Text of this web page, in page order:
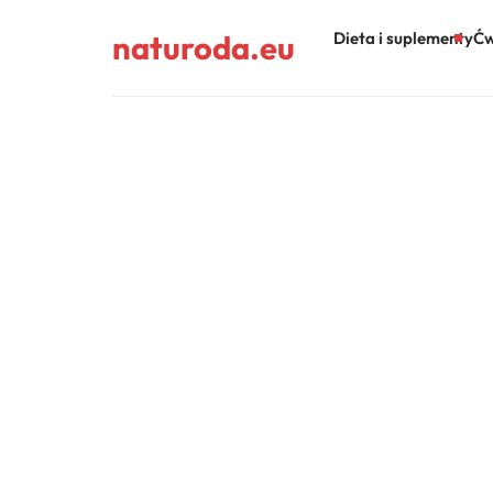
naturoda.eu Dieta i suplementy